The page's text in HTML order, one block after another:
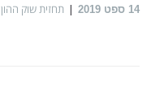
14 ספט 2019 תחזית שוק ההון